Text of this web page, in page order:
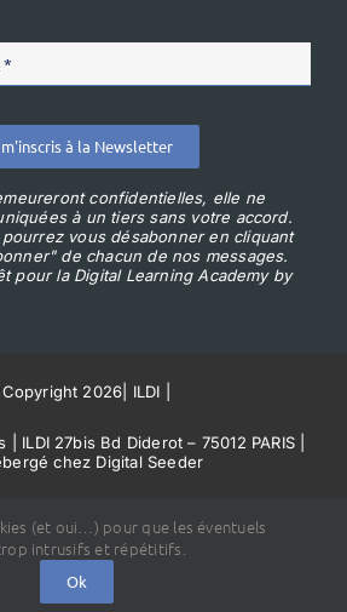
à la Newsletter
confidentielles, elle ne
à un tiers sans votre accord.
vous désabonner en cliquant
de chacun de nos messages.
pour la Digital Learning Academy by
2026 ILDI
ILDI 27bis Bd Diderot – 75012 PARIS |
chez Digital Seeder
(et oui…) pour que les éventuels
intrusifs et répétitifs.
Ok